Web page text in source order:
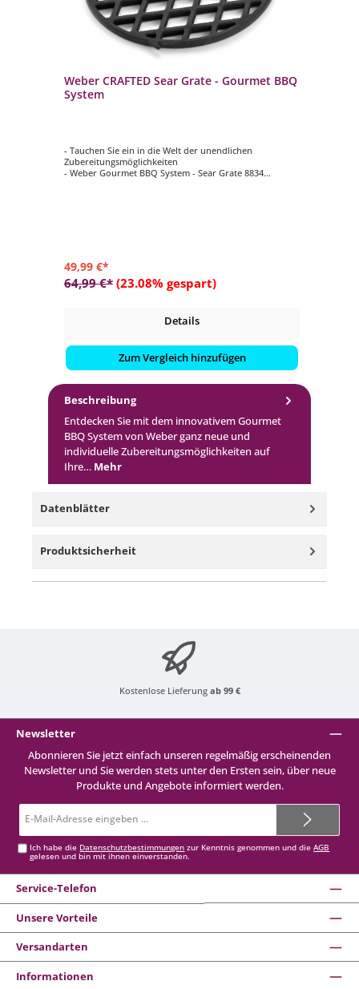
Weber CRAFTED Sear Grate - Gourmet BBQ
System
- Tauchen Sie ein in die Welt der unendlichen
Zubereitungsmöglichkeiten
- Weber Gourmet BBQ System - Sear Grate 8834
49,99 €*
64,99 €* (23.08% gespart)
Details
Zum Vergleich hinzufügen
Beschreibung
Entdecken Sie mit dem innovativem Gourmet
BBQ System von Weber ganz neue und
individuelle Zubereitungsmöglichkeiten auf
Ihre… Mehr
Datenblätter
Produktsicherheit
Kostenlose Lieferung ab 99 €
Newsletter
Abonnieren Sie jetzt einfach unseren regelmäßig erscheinenden
Newsletter und Sie werden stets unter den Ersten sein, über neue
Produkte und Angebote informiert werden.
Mail-
Ich habe die Datenschutzbestimmungen zur Kenntnis genommen und dieAGB
gelesen und bin mit ihnen einverstanden.
Service-Telefon
Unsere Vorteile
Versandarten
Informationen